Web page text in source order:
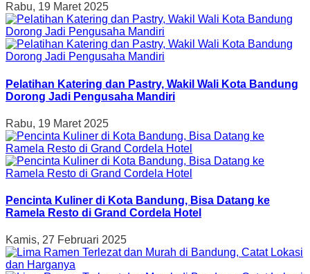
Rabu, 19 Maret 2025
Pelatihan Katering dan Pastry, Wakil Wali Kota Bandung
Dorong Jadi Pengusaha Mandiri
Rabu, 19 Maret 2025
Pencinta Kuliner di Kota Bandung, Bisa Datang ke
Ramela Resto di Grand Cordela Hotel
Kamis, 27 Februari 2025